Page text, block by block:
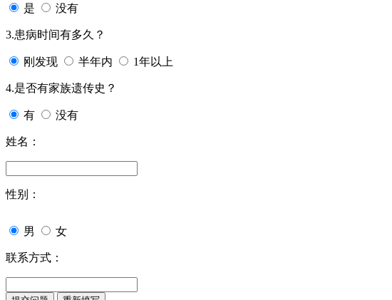
是 没有
3.患病时间有多久？
刚发现 半年内 1年以上
4.是否有家族遗传史？
有 没有
姓名：
性别：
男 女
联系方式：